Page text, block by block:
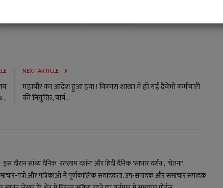
NEXT ARTICLE
महापौर का आदेश हुआ हवा ! विकास शाखा में हो गई दैवेभो कर्मचारी
की नियुक्ति, पार्ष...
दौरान सांध्य दैनिक 'रतलाम दर्शन' और हिंदी दैनिक 'साभार दर्शन', 'चेतना',
पत्रों और पत्रिकाओं में पूर्णकालिक संवाददाता, उप-संपादक और समाचार संपादक